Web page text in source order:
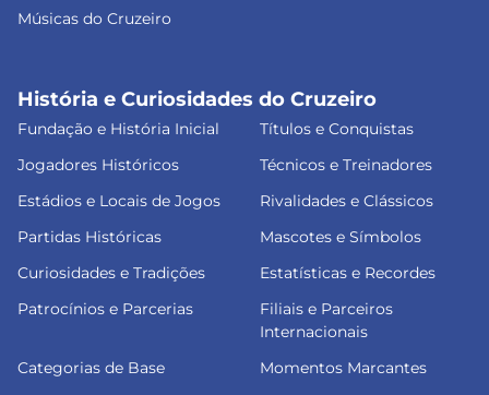
Músicas do Cruzeiro
História e Curiosidades do Cruzeiro
Fundação e História Inicial
Títulos e Conquistas
Jogadores Históricos
Técnicos e Treinadores
Estádios e Locais de Jogos
Rivalidades e Clássicos
Partidas Históricas
Mascotes e Símbolos
Curiosidades e Tradições
Estatísticas e Recordes
Patrocínios e Parcerias
Filiais e Parceiros
Internacionais
Categorias de Base
Momentos Marcantes